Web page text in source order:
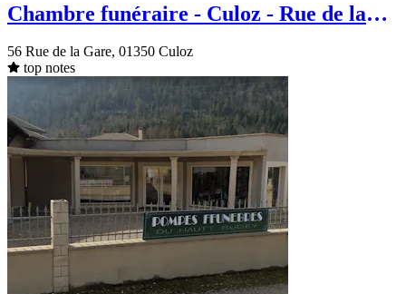
Chambre funéraire - Culoz - Rue de la
56 Rue de la Gare, 01350 Culoz
top notes